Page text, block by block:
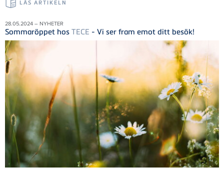
LÄS ARTIKELN
28.05.2024 – NYHETER
Sommaröppet hos TECE - Vi ser fram emot ditt besök!